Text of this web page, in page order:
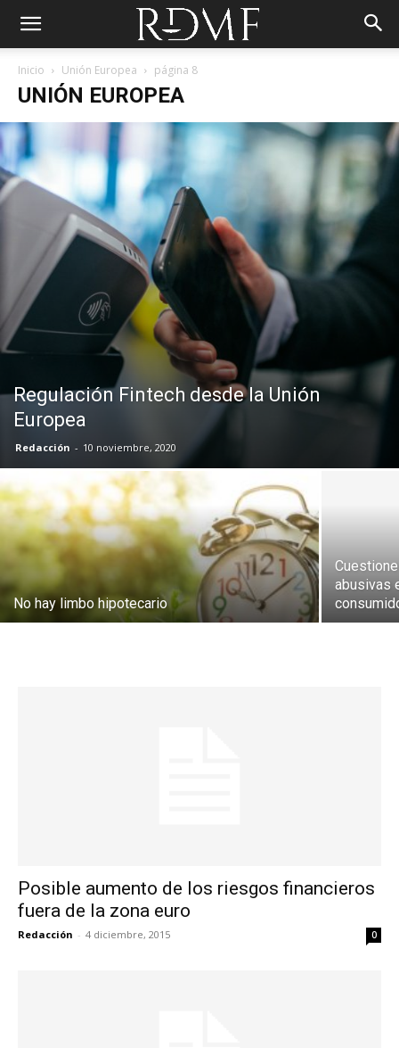
Inicio Unión Europea página 8
UNIÓN EUROPEA
Regulación Fintech desde la Unión
Europea
Redacción - 10 noviembre, 2020
No hay limbo hipotecario
abusivas
Posible aumento de los riesgos financieros
fuera de la zona euro
Redacción - 4 diciembre, 2015 0